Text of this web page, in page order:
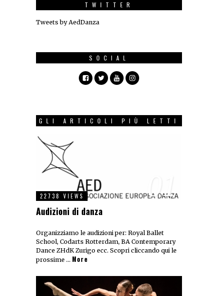
TWITTER
Tweets by AedDanza
SOCIAL
GLI ARTICOLI PIÙ LETTI
01
22738 VIEWS
Audizioni di danza
Organizziamo le audizioni per: Royal Ballet
School, Codarts Rotterdam, BA Contemporary
Dance ZHdK Zurigo ecc. Scopri cliccando qui le
prossime … More